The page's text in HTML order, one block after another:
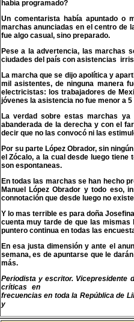
había programado?
Un comentarista había apuntado o
marchas anunciadas en el centro de
fue algo casual, sino preparado.
Pese a la advertencia, las marchas
ciudades del país con asistencias
La marcha que se dijo apolítica y
mil asistentes, de ninguna manera
electricistas: los trabajadores de
jóvenes la asistencia no fue menor a
La verdad sobre estas marchas ya
abanderada de la derecha y con el
decir que no las convocó ni las
Por su parte López Obrador, sin
el Zócalo, a la cual desde luego
son espontaneas.
En todas las marchas se han hecho
Manuel López Obrador y todo eso,
connotación que desde luego no
Y lo mas terrible es para doña
cuenta muy tarde de que las mismas
puntero continua en todas las
En esa justa dimensión y ante el
semana, es de apuntarse que le
más.
Periodista y escritor. Vicepresidente
críticas en
frecuencias en toda la República de
y